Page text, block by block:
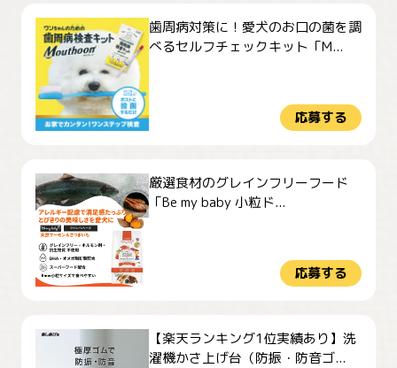
歯周病対策に！愛犬のお口の菌を調
べるセルフチェックキット「M...
応募する
厳選食材のグレインフリーフード
「Be my baby 小粒ド...
応募する
【楽天ランキング1位実績あり】洗
濯機かさ上げ台（防振・防音ゴ...